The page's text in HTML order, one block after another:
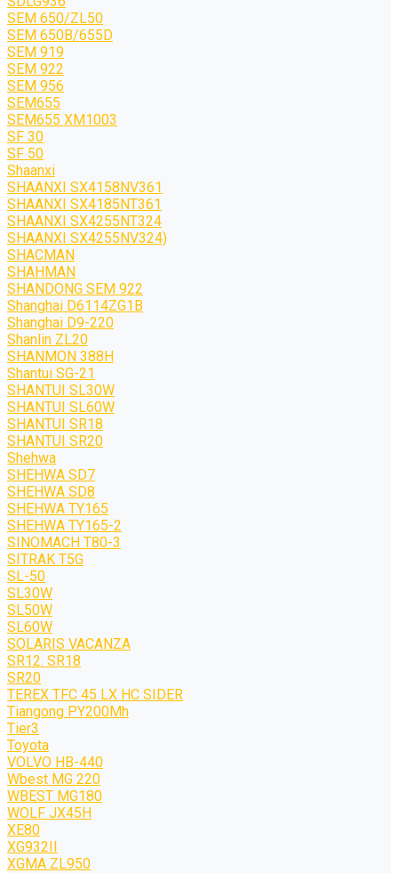
SEM 650/ZL50
SEM 650B/655D
SEM 919
SEM 922
SEM 956
SEM655
SEM655 XM1003
SF 30
SF 50
Shaanxi
SHAANXI SX4158NV361
SHAANXI SX4185NT361
SHAANXI SX4255NT324
SHAANXI SX4255NV324)
SHACMAN
SHAHMAN
SHANDONG SEM 922
Shanghai D6114ZG1B
Shanghai D9-220
Shanlin ZL20
SHANMON 388H
Shantui SG-21
SHANTUI SL30W
SHANTUI SL60W
SHANTUI SR18
SHANTUI SR20
Shehwa
SHEHWA SD7
SHEHWA SD8
SHEHWA TY165
SHEHWA TY165-2
SINOMACH T80-3
SITRAK T5G
SL-50
SL30W
SL50W
SL60W
SOLARIS VACANZA
SR12. SR18
SR20
TEREX TFC 45 LX HC SIDER
Tiangong PY200Mh
Tier3
Toyota
VOLVO HB-440
Wbest MG 220
WBEST MG180
WOLF JХ45H
XE80
XG932II
XGMA ZL950